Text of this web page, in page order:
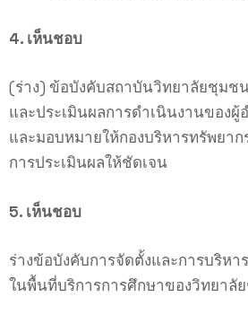
4. เห็นชอบ
(ร่าง) ข้อบังคับสถาบันวิทยาลัยชุมช
และประเมินผลการดำเนินงานของ
และมอบหมายให้กองบริหารทรัพยา
การประเมินผลให้ชัดเจน
5. เห็นชอบ
ร่างข้อบังคับการจัดตั้งและการบริห
ในพื้นที่บริการการศึกษาของวิทยาลั